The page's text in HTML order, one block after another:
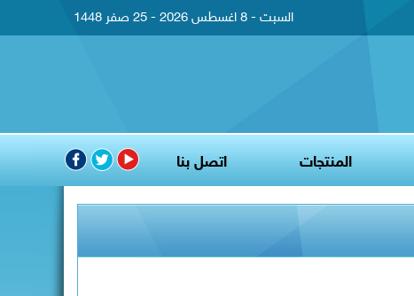
السبت - 8 اغسطس 2026 - 25 صفر 1448
اتصل بنا المنتجات